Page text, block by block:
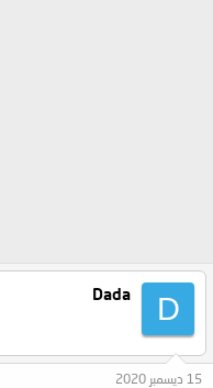
D
Dada
15 ديسمبر 2020